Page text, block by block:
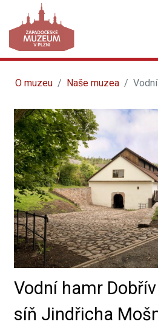
O muzeu Naše muzea
Vodní hamr
síň Jindřicha